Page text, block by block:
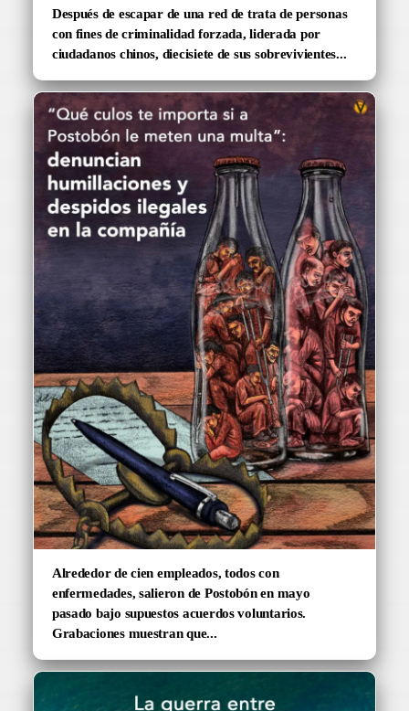
Después de escapar de una red de trata de personas
con fines de criminalidad forzada, liderada por
ciudadanos chinos, diecisiete de sus sobrevivientes...
Alrededor de cien empleados, todos con
enfermedades, salieron de Postobón en mayo
pasado bajo supuestos acuerdos voluntarios.
Grabaciones muestran que...